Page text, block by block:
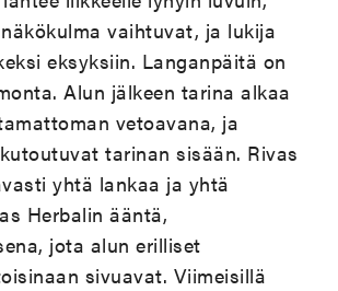
vaihtuvat, ja lukija
eksyksiin. Langanpäitä on
Alun jälkeen tarina alkaa
vetoavana, ja
tarinan sisään. Rivas
yhtä lankaa ja yhtä
Herbalin ääntä,
jota alun erilliset
sivuavat. Viimeisillä